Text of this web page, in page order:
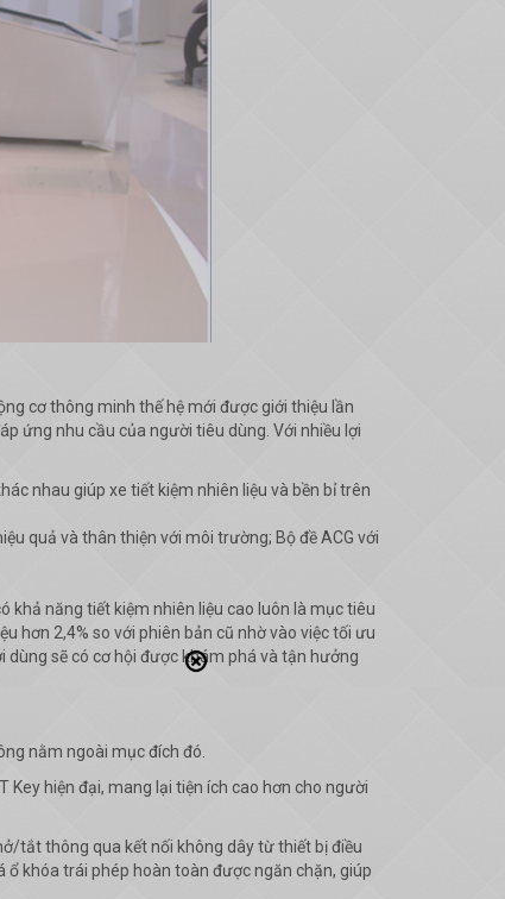
cơ thông minh thế hệ mới được giới thiệu lần
ứng nhu cầu của người tiêu dùng. Với nhiều lợi
nhau giúp xe tiết kiệm nhiên liệu và bền bỉ trên
quả và thân thiện với môi trường; Bộ đề ACG với
khả năng tiết kiệm nhiên liệu cao luôn là mục tiêu
hơn 2,4% so với phiên bản cũ nhờ vào việc tối ưu
sẽ có cơ hội được khám phá và tận hưởng
nằm ngoài mục đích đó.
Key hiện đại, mang lại tiện ích cao hơn cho người
tắt thông qua kết nối không dây từ thiết bị điều
ổ khóa trái phép hoàn toàn được ngăn chặn, giúp